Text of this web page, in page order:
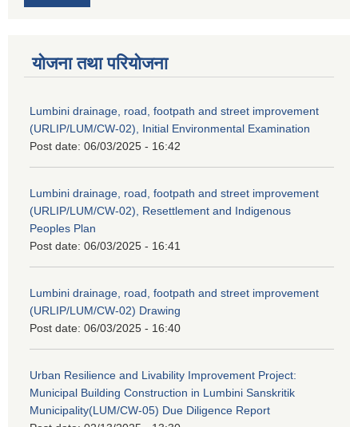
योजना तथा परियोजना
Lumbini drainage, road, footpath and street improvement
(URLIP/LUM/CW-02), Initial Environmental Examination
Post date: 06/03/2025 - 16:42
Lumbini drainage, road, footpath and street improvement
(URLIP/LUM/CW-02), Resettlement and Indigenous
Peoples Plan
Post date: 06/03/2025 - 16:41
Lumbini drainage, road, footpath and street improvement
(URLIP/LUM/CW-02) Drawing
Post date: 06/03/2025 - 16:40
Urban Resilience and Livability Improvement Project:
Municipal Building Construction in Lumbini Sanskritik
Municipality(LUM/CW-05) Due Diligence Report